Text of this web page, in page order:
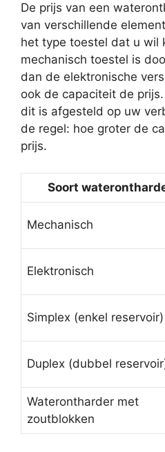
De prijs van een
van verschillende
het type toestel dat u wil
mechanisch toestel is
dan de elektronische
ook de capaciteit de
dit is afgesteld op uw
de regel: hoe groter de
prijs.
Soort
Mechanisch
Elektronisch
Simplex (enkel reservoir)
Duplex (dubbel
Waterontharder met
zoutblokken